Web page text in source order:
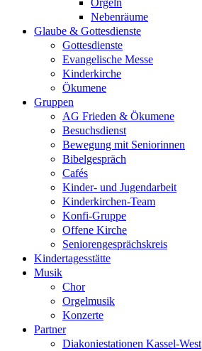
Orgeln
Nebenräume
Glaube & Gottesdienste
Gottesdienste
Evangelische Messe
Kinderkirche
Ökumene
Gruppen
AG Frieden & Ökumene
Besuchsdienst
Bewegung mit Seniorinnen
Bibelgespräch
Cafés
Kinder- und Jugendarbeit
Kinderkirchen-Team
Konfi-Gruppe
Offene Kirche
Seniorengesprächskreis
Kindertagesstätte
Musik
Chor
Orgelmusik
Konzerte
Partner
Diakoniestationen Kassel-West